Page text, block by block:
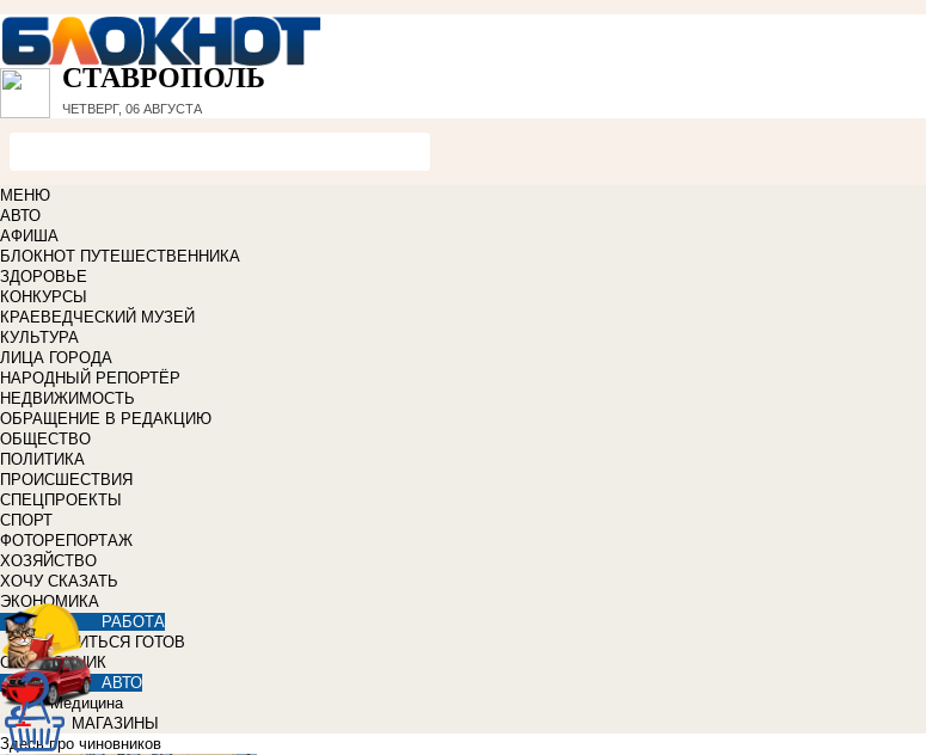
СТАВРОПОЛЬ
ЧЕТВЕРГ, 06 АВГУСТА
МЕНЮ
АВТО
АФИША
БЛОКНОТ ПУТЕШЕСТВЕННИКА
ЗДОРОВЬЕ
КОНКУРСЫ
КРАЕВЕДЧЕСКИЙ МУЗЕЙ
КУЛЬТУРА
ЛИЦА ГОРОДА
НАРОДНЫЙ РЕПОРТЁР
НЕДВИЖИМОСТЬ
ОБРАЩЕНИЕ В РЕДАКЦИЮ
ОБЩЕСТВО
ПОЛИТИКА
ПРОИСШЕСТВИЯ
СПЕЦПРОЕКТЫ
СПОРТ
ФОТОРЕПОРТАЖ
ХОЗЯЙСТВО
ХОЧУ СКАЗАТЬ
ЭКОНОМИКА
РАБОТА
УЧИТЬСЯ ГОТОВ
СПРАВОЧНИК
АВТО
Медицина
МАГАЗИНЫ
Здесь про чиновников